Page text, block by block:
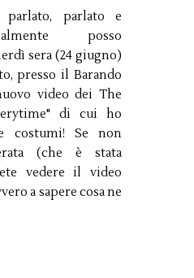
parlato, parlato e
posso
sera (24 giugno)
presso il Barando
video dei The
di cui ho
costumi! Se non
(che è stata
vedere il video
a sapere cosa ne